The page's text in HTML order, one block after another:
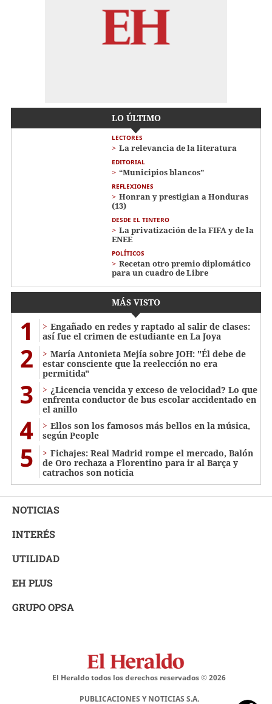
LO ÚLTIMO
LECTORES
La relevancia de la literatura
EDITORIAL
“Municipios blancos”
REFLEXIONES
Honran y prestigian a Honduras
(13)
DESDE EL TINTERO
La privatización de la FIFA y de la
ENEE
POLÍTICOS
Recetan otro premio diplomático
para un cuadro de Libre
MÁS VISTO
1
Engañado en redes y raptado al salir de clases:
así fue el crimen de estudiante en La Joya
2
María Antonieta Mejía sobre JOH: "Él debe de
estar consciente que la reelección no era
permitida"
3
¿Licencia vencida y exceso de velocidad? Lo que
enfrenta conductor de bus escolar accidentado en
el anillo
4
Ellos son los famosos más bellos en la música,
según People
5
Fichajes: Real Madrid rompe el mercado, Balón
de Oro rechaza a Florentino para ir al Barça y
catrachos son noticia
NOTICIAS
INTERÉS
UTILIDAD
EH PLUS
GRUPO OPSA
El Heraldo todos los derechos reservados ©2026
PUBLICACIONES Y NOTICIAS S.A.